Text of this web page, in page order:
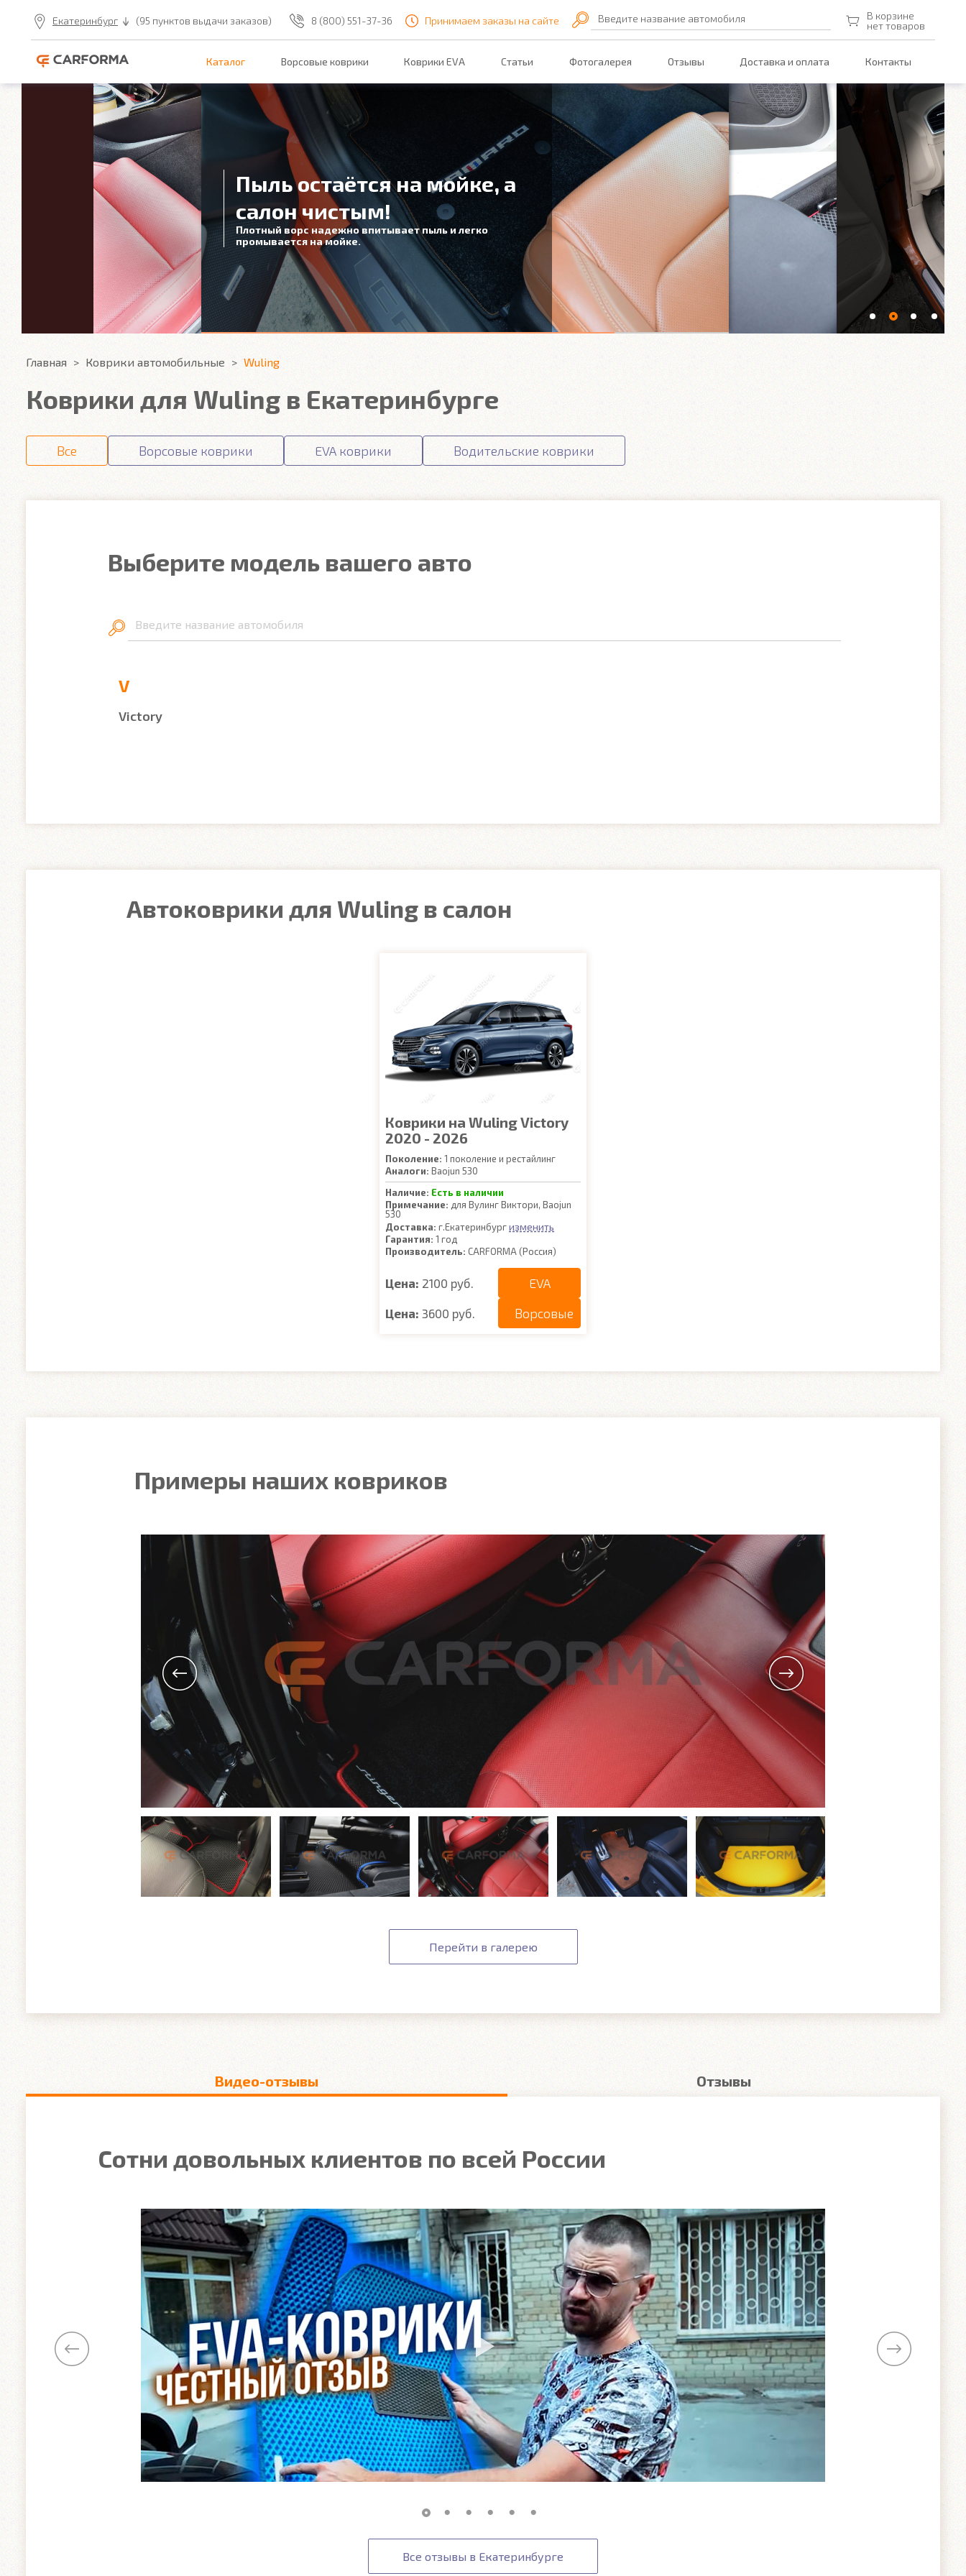
Екатеринбург (95 пунктов выдачи заказов) 8 (800) 551-37-36 Принимаем заказы на сайте Введите название автомобиля
В корзине
нет товаров
Каталог Ворсовые коврики Коврики EVA Статьи Фотогалерея Отзывы Доставка и оплата Контакты
В салоне сухо!
3D подножка надежно защитит
от влаги под автомобильным ковриком
Главная Коврики автомобильные Wuling
Коврики для Wuling в Екатеринбурге
Все Ворсовые коврики EVA коврики Водительские коврики
Выберите модель вашего авто
Введите название автомобиля
V
Victory
Автоковрики для Wuling в салон
Коврики на Wuling Victory
2020 - 2026
Поколение: 1 поколение и рестайлинг
Аналоги: Baojun 530
Наличие: Есть в наличии
Примечание: для Вулинг Виктори, Baojun
530
Доставка: г.Екатеринбургизменить
Гарантия: 1 год
Производитель: CARFORMA (Россия)
Цена: 2100 руб. EVA
Цена: 3600 руб. Ворсовые
Примеры наших ковриков
Перейти в галерею
Видео-отзывы Отзывы
Сотни довольных клиентов по всей России
Все отзывы в Екатеринбурге